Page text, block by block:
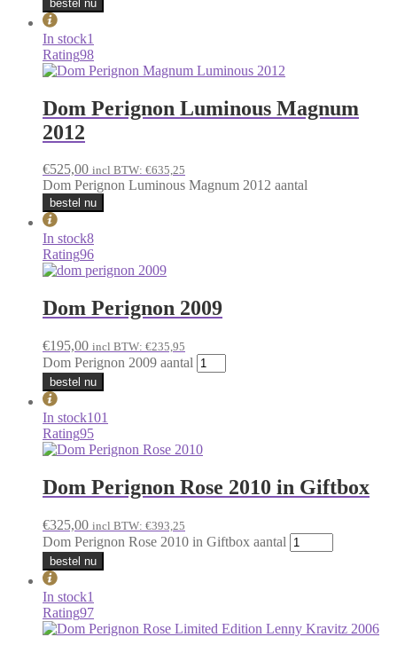
bestel nu
In stock1
Rating98
Dom Perignon Luminous Magnum
2012
€525,00 incl BTW: €635,25
Dom Perignon Luminous Magnum 2012 aantal
bestel nu
In stock8
Rating96
Dom Perignon 2009
€195,00 incl BTW: €235,95
Dom Perignon 2009 aantal
bestel nu
In stock101
Rating95
Dom Perignon Rose 2010 in Giftbox
€325,00 incl BTW: €393,25
Dom Perignon Rose 2010 in Giftbox aantal
bestel nu
In stock1
Rating97